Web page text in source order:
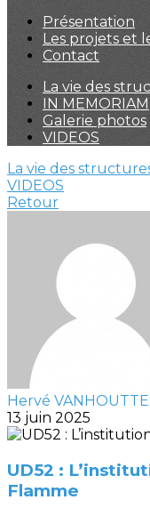
Présentation
Les projets et
Contact
La vie des
IN MEMORIAM
Galerie photos
VIDEOS
La vie des
VIDEOS
Retour
Hervé VANHOUTTE
13 juin 2025
UD52 :
Flamme